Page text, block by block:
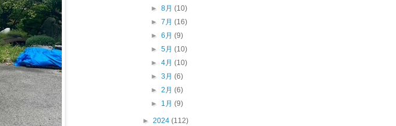
►8月(10)
►7月(16)
►6月(9)
►5月(10)
►4月(10)
►3月(6)
►2月(6)
► 1月(9)
► 2024 (112)